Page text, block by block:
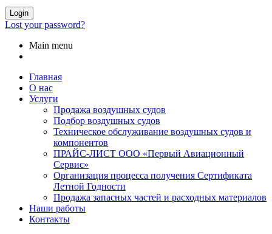
Login
Lost your password?
Main menu
Главная
О нас
Услуги
Продажа воздушных судов
Подбор воздушных судов
Техническое обслуживание воздушных судов и
компонентов
ПРАЙС-ЛИСТ ООО «Первый Авиационный
Сервис»
Организация процесса получения Сертификата
Летной Годности
Продажа запасных частей и расходных материалов
Наши работы
Контакты